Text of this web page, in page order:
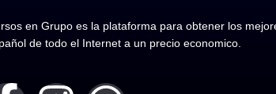
en Grupo es la plataforma para obtener los
de todo el Internet a un precio economico.